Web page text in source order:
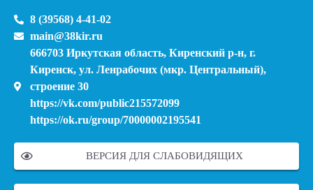
8 (39568) 4-41-02
main@38kir.ru
666703 Иркутская область, Киренский р-н, г.
Киренск, ул. Ленрабочих (мкр. Центральный),
строение 30
https://vk.com/public215572099
https://ok.ru/group/70000002195541
ВЕРСИЯ ДЛЯ СЛАБОВИДЯЩИХ